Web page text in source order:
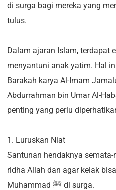
di surga bagi mereka yang
tulus.
Dalam ajaran Islam, terdapat
menyantuni anak yatim. Hal
Barakah karya Al-Imam
Abdurrahman bin Umar Al-
penting yang perlu
1. Luruskan Niat
Santunan hendaknya
ridha Allah dan agar kelak
Muhammad ﷺ di surga.